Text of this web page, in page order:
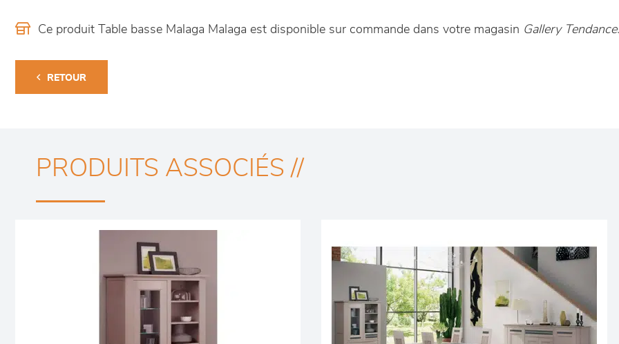
Ce produit Table basse Malaga Malaga est disponible sur commande dans votre magasin Gallery
RETOUR
PRODUITS ASSOCIÉS //